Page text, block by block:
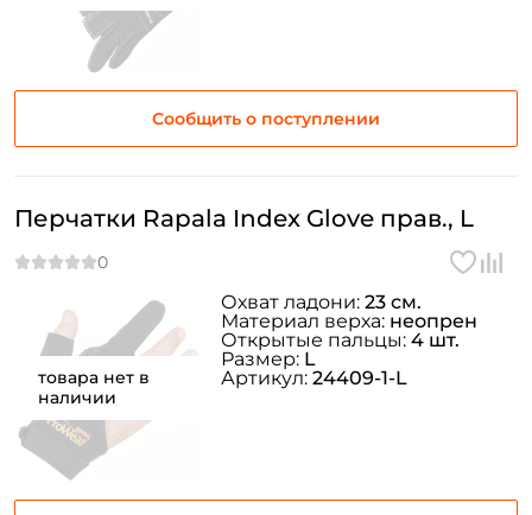
Сообщить о поступлении
товара нет в
наличии
Перчатки Rapala Index Glove прав., L
Охват ладони: 23 см.
Материал верха: неопрен
Открытые пальцы: 4 шт.
Размер: L
Артикул: 24409-1-L